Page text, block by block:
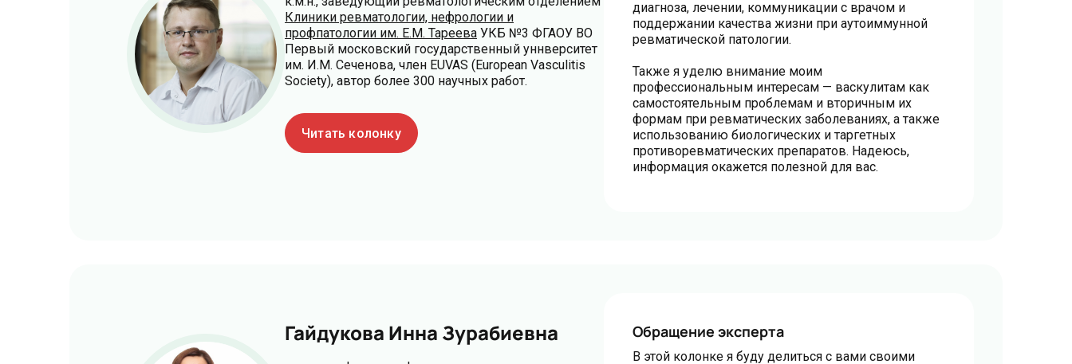
Клиники ревматологии, нефрологии и
профпатологии им. Е.М. Тареева УКБ №3 ФГАОУ ВО
Первый московский государственный уннверситет
им. И.М. Сеченова, член EUVAS (European Vasculitis
Society), автор более 300 научных работ.
Читать колонку
диагноза, лечении, коммуникации с врачом и
поддержании качества жизни при аутоиммунной
ревматической патологии.
Также я уделю внимание моим
профессиональным интересам — васкулитам как
самостоятельным проблемам и вторичным их
формам при ревматических заболеваниях, а также
использованию биологических и таргетных
противоревматических препаратов. Надеюсь,
информация окажется полезной для вас.
Гайдукова Инна Зурабиевна Обращение эксперта
В этой колонке я буду делиться с вами своими